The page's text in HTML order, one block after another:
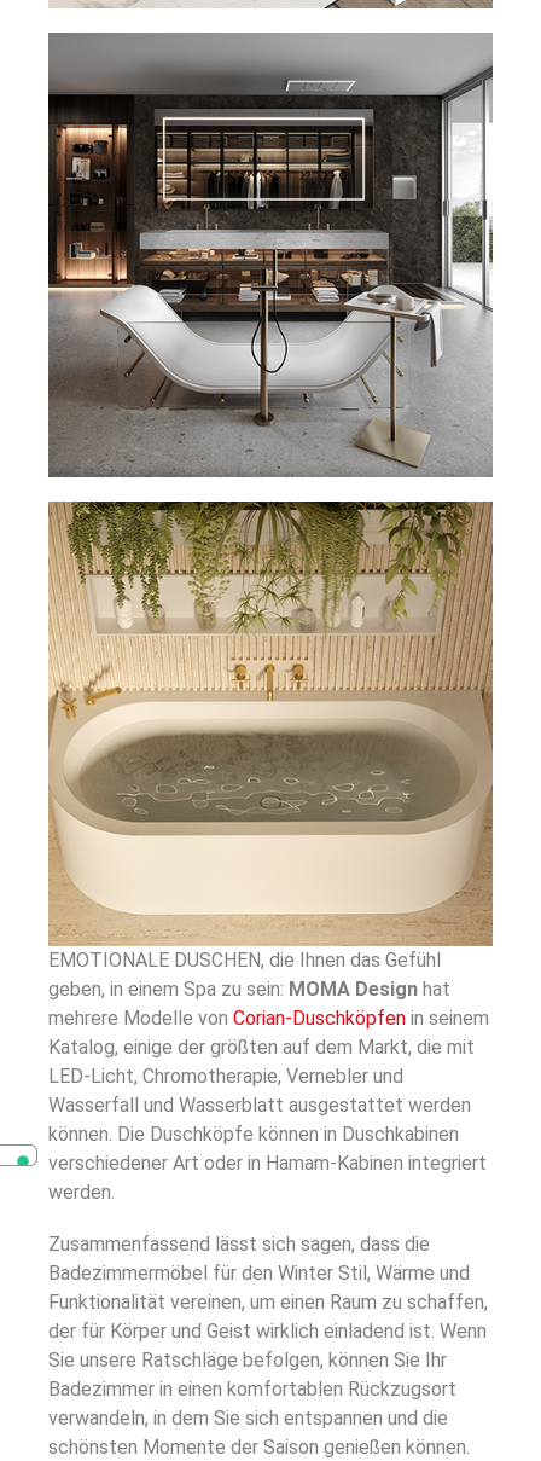
EMOTIONALE DUSCHEN, die Ihnen das Gefühl
geben, in einem Spa zu sein: MOMA Design hat
mehrere Modelle von Corian-Duschköpfen in seinem
Katalog, einige der größten auf dem Markt, die mit
LED-Licht, Chromotherapie, Vernebler und
Wasserfall und Wasserblatt ausgestattet werden
können. Die Duschköpfe können in Duschkabinen
verschiedener Art oder in Hamam-Kabinen integriert
werden.
Zusammenfassend lässt sich sagen, dass die
Badezimmermöbel für den Winter Stil, Wärme und
Funktionalität vereinen, um einen Raum zu schaffen,
der für Körper und Geist wirklich einladend ist. Wenn
Sie unsere Ratschläge befolgen, können Sie Ihr
Badezimmer in einen komfortablen Rückzugsort
verwandeln, in dem Sie sich entspannen und die
schönsten Momente der Saison genießen können.